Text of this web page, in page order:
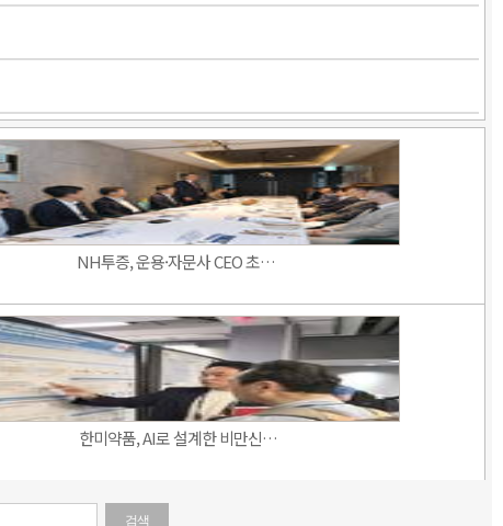
NH투증, 운용·자문사 CEO 초…
한미약품, AI로 설계한 비만신…
검색